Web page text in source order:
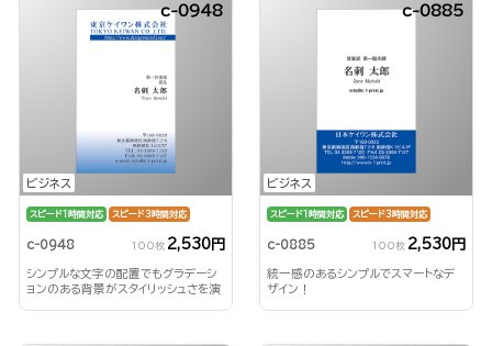
ビジネス
c-0948
スピード1時間対応 スピード3時間対応
c-0948 100枚 2,530円
シンプルな文字の配置でもグラデーシ
ョンのある背景がスタイリッシュさを演
ビジネス
c-0885
スピード1時間対応 スピード3時間対応
c-0885 100枚 2,530円
統一感のあるシンプルでスマートなデ
ザイン！